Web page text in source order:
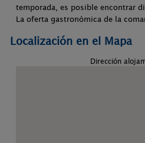
temporada, es posible encontrar
La oferta gastronómica de la
Localización en el Mapa
Dirección